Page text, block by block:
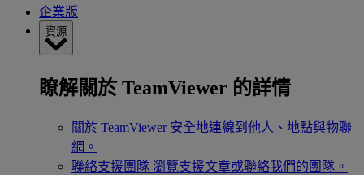
企業版
資源
瞭解關於 TeamViewer 的詳情
關於 TeamViewer 安全地連線到他人、地點與物聯
網。
聯絡支援團隊 瀏覽支援文章或聯絡我們的團隊。